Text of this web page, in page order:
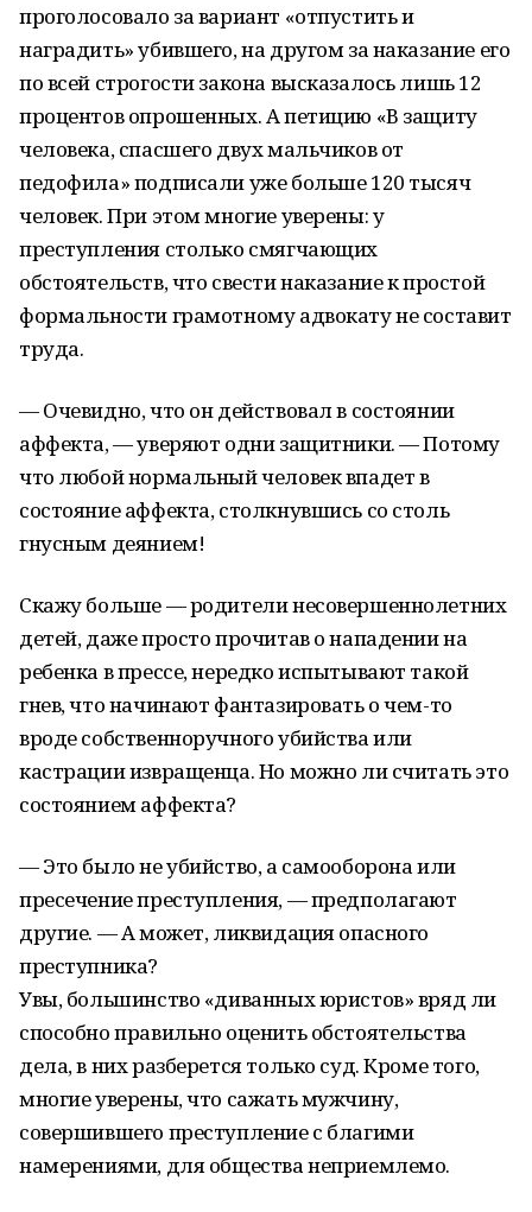
проголосовало за вариант «отпустить и
наградить» убившего, на другом за наказание его
по всей строгости закона высказалось лишь 12
процентов опрошенных. А петицию «В защиту
человека, спасшего двух мальчиков от
педофила» подписали уже больше 120 тысяч
человек. При этом многие уверены: у
преступления столько смягчающих
обстоятельств, что свести наказание к простой
формальности грамотному адвокату не составит
труда.
— Очевидно, что он действовал в состоянии
аффекта, — уверяют одни защитники. — Потому
что любой нормальный человек впадет в
состояние аффекта, столкнувшись со столь
гнусным деянием!
Скажу больше — родители несовершеннолетних
детей, даже просто прочитав о нападении на
ребенка в прессе, нередко испытывают такой
гнев, что начинают фантазировать о чем-то
вроде собственноручного убийства или
кастрации извращенца. Но можно ли считать это
состоянием аффекта?
— Это было не убийство, а самооборона или
пресечение преступления, — предполагают
другие. — А может, ликвидация опасного
преступника?
Увы, большинство «диванных юристов» вряд ли
способно правильно оценить обстоятельства
дела, в них разберется только суд. Кроме того,
многие уверены, что сажать мужчину,
совершившего преступление с благими
намерениями, для общества неприемлемо.